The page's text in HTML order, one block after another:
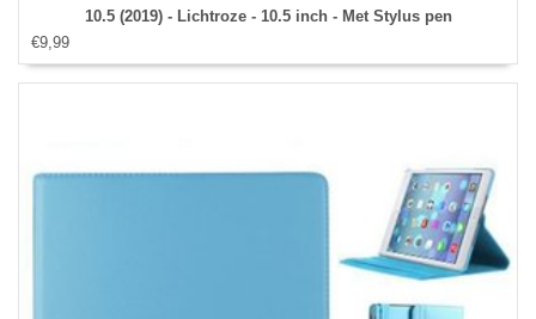
10.5 (2019) - Lichtroze - 10.5 inch - Met Stylus pen
€9,99